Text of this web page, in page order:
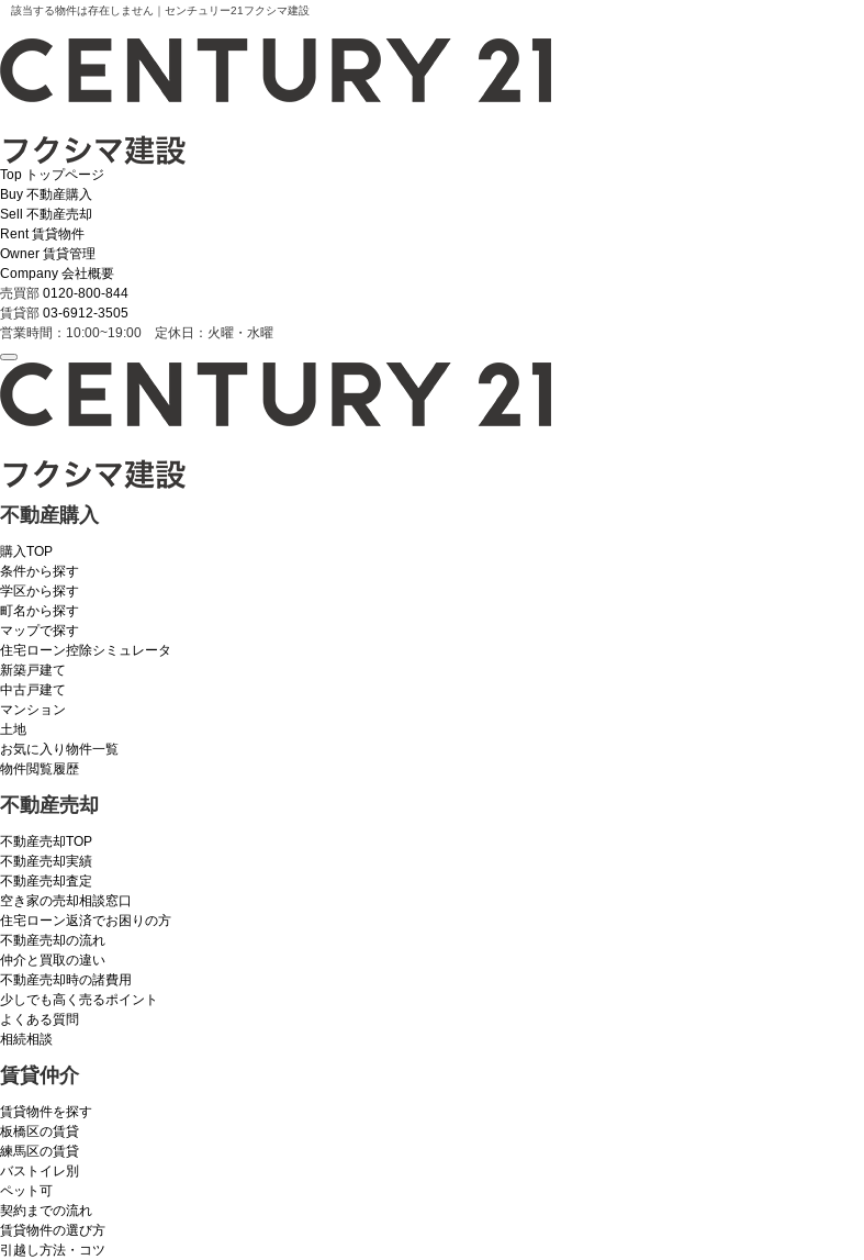
該当する物件は存在しません｜センチュリー21フクシマ建設
Top トップページ
Buy 不動産購入
Sell
不動産売却
Rent 賃貸物件
Owner 賃貸管理
Company 会社概要
売買部 0120-800-844
賃貸部 03-6912-3505
営業時間：10:00~19:00 定休日：火曜・水曜
不動産購入
購入TOP
条件から探す
学区から探す
町名から探す
マップで探す
住宅ローン控除シミュレータ
新築戸建て
中古戸建て
マンション
土地
お気に入り物件一覧
物件閲覧履歴
不動産売却
不動産売却TOP
不動産売却実績
不動産売却査定
空き家の売却相談窓口
住宅ローン返済でお困りの方
不動産売却の流れ
仲介と買取の違い
不動産売却時の諸費用
少しでも高く売るポイント
よくある質問
相続相談
賃貸仲介
賃貸物件を探す
板橋区の賃貸
練馬区の賃貸
バストイレ別
ペット可
契約までの流れ
賃貸物件の選び方
引越し方法・コツ